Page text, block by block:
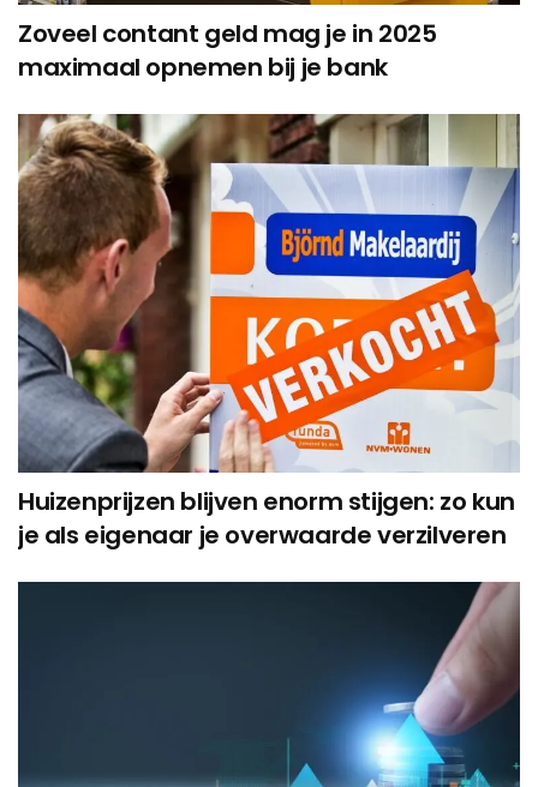
Zoveel contant geld mag je in 2025
maximaal opnemen bij je bank
Huizenprijzen blijven enorm stijgen: zo kun
je als eigenaar je overwaarde verzilveren